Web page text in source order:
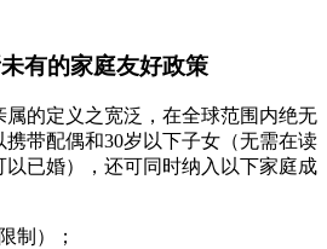
有的家庭友好政策
的定义之宽泛，在全球范围内绝无
带配偶和30岁以下子女（无需在读
已婚），还可同时纳入以下家庭成
制）；